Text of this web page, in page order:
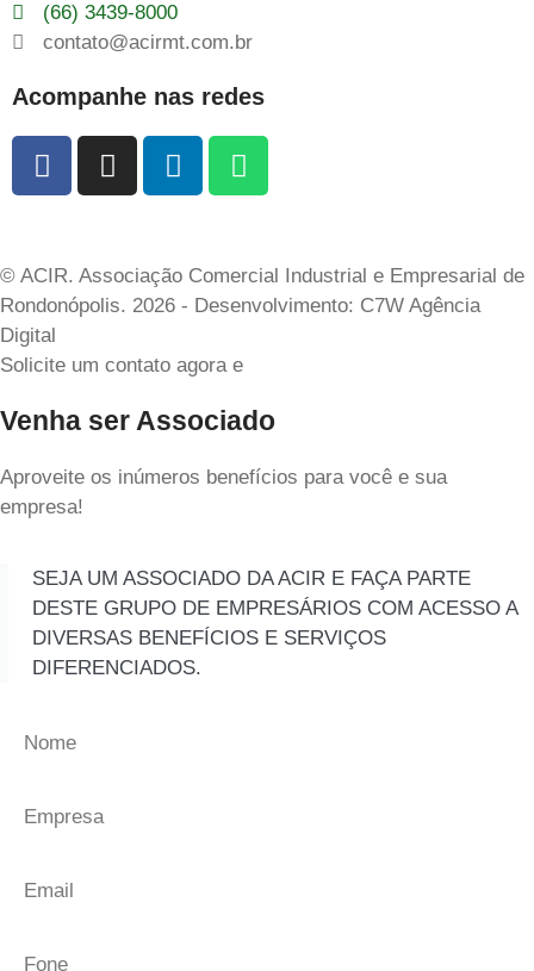
(66) 3439-8000
contato@acirmt.com.br
Acompanhe nas redes
© ACIR. Associação Comercial Industrial e Empresarial de
Rondonópolis. 2026 - Desenvolvimento: C7W Agência
Digital
Solicite um contato agora e
Venha ser Associado
Aproveite os inúmeros benefícios para você e sua
empresa!
SEJA UM ASSOCIADO DA ACIR E FAÇA PARTE
DESTE GRUPO DE EMPRESÁRIOS COM ACESSO A
DIVERSAS BENEFÍCIOS E SERVIÇOS
DIFERENCIADOS.